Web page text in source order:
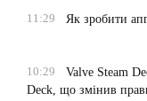
11:29
Як зробити
10:29
Valve Steam
Deck, що змінив